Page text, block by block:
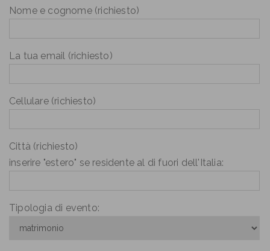
Nome e cognome (richiesto)
La tua email (richiesto)
Cellulare (richiesto)
Città (richiesto)
inserire "estero" se residente al di fuori dell'Italia:
Tipologia di evento: